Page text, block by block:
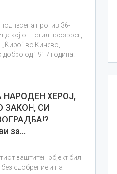
против 36-
кој оштетил прозорец
во Кичево,
добро од 1917 година.
НАРОДЕН ХЕРОЈ,
ЗАКОН, СИ
за…
заштитен објект бил
без одобрение и на